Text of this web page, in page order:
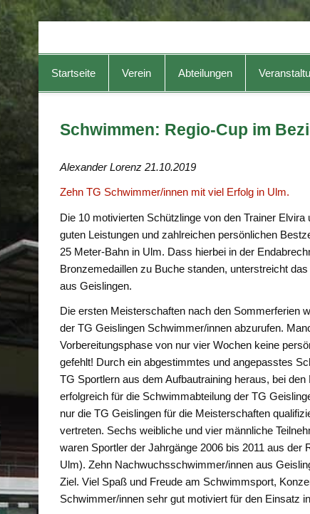
TG-Geislingen e. V.
Startseite Verein Abteilungen
Schwimmen: Regio-Cup im
Alexander Lorenz 21.10.2019
Zehn TG Schwimmer/innen mit viel Erfolg in Ulm.
Die 10 motivierten Schützlinge von den Trainer
guten Leistungen und zahlreichen persönlichen
25 Meter-Bahn in Ulm. Dass hierbei in der
Bronzemedaillen zu Buche standen, unterstreicht
aus Geislingen.
Die ersten Meisterschaften nach den Sommerferien
der TG Geislingen Schwimmer/innen abzurufen.
Vorbereitungsphase von nur vier Wochen keine
gefehlt! Durch ein abgestimmtes und angepasstes
TG Sportlern aus dem Aufbautraining heraus, bei
erfolgreich für die Schwimmabteilung der TG
nur die TG Geislingen für die Meisterschaften
vertreten. Sechs weibliche und vier männliche
waren Sportler der Jahrgänge 2006 bis 2011 aus
Ulm). Zehn Nachwuchsschwimmer/innen aus
Ziel. Viel Spaß und Freude am Schwimmsport,
Schwimmer/innen sehr gut motiviert für den Einsatz